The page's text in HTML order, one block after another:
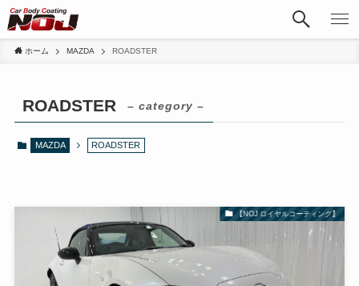
ホーム MAZDA ROADSTER
ROADSTER – category –
MAZDA ROADSTER
【NOJ ロイヤルコーティング】